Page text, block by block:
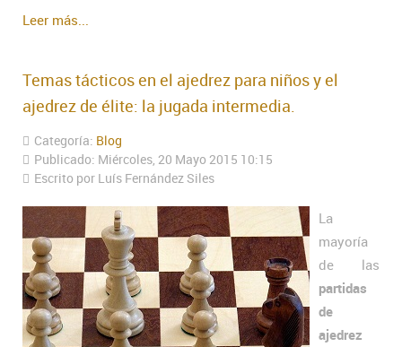
Leer más...
Temas tácticos en el ajedrez para niños y el
ajedrez de élite: la jugada intermedia.
Categoría: Blog
Publicado: Miércoles, 20 Mayo 2015 10:15
Escrito por Luís Fernández Siles
La
mayoría
de las
partidas
de
ajedrez